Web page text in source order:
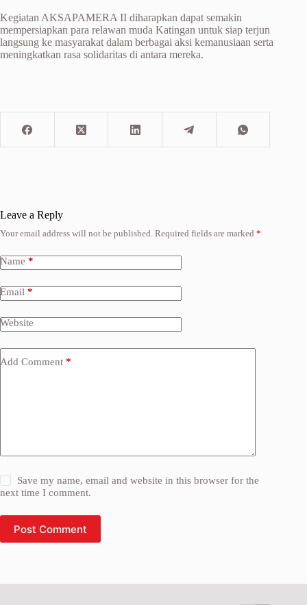
Kegiatan AKSAPAMERA II diharapkan dapat semakin
mempersiapkan para relawan muda Katingan untuk siap terjun
langsung ke masyarakat dalam berbagai aksi kemanusiaan serta
meningkatkan rasa solidaritas di antara mereka.
Leave a Reply
Your email address will not be published. Required fields are marked *
Name *
Email *
Website
Add Comment *
Save my name, email and website in this browser for the
next time I comment.
Post Comment